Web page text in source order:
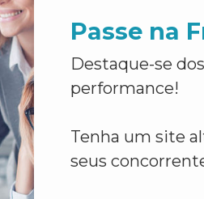
Passe na
Destaque-se
performance!
Tenha um site
seus